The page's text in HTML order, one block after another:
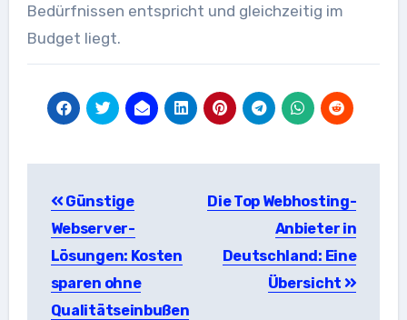
Bedürfnissen entspricht und gleichzeitig im
Budget liegt.
Günstige
Webserver-
Lösungen: Kosten
sparen ohne
Qualitätseinbußen
Die Top Webhosting-
Anbieter in
Deutschland: Eine
Übersicht